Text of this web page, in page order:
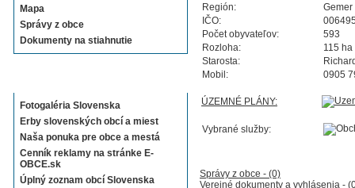
Mapa
Správy z obce
Dokumenty na stiahnutie
Fotogaléria Slovenska
Erby slovenských obcí a miest
Naša ponuka pre obce a mestá
Cenník reklamy na stránke E-
OBCE.sk
Úplný zoznam obcí Slovenska
Región:
Gemer
IČO:
Počet obyvateľov:
593
Rozloha:
115 ha
Starosta:
Mobil:
0905
ÚZEMNÉ PLÁNY:
Vybrané služby:
Správy z obce - (0)
Verejné dokumenty a vyhlásenia -